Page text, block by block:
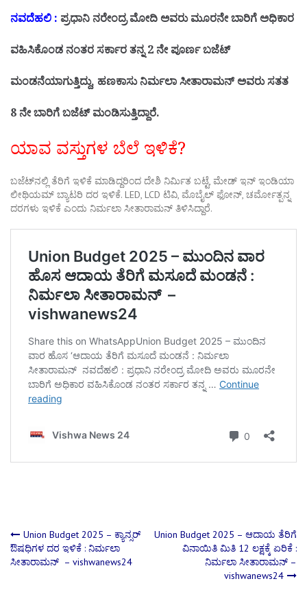
ನವದೆಹಲಿ : ಪ್ರಧಾನಿ ನರೇಂದ್ರ ಮೋದಿ ಅವರು ಮೂರನೇ ಬಾರಿಗೆ ಅಧಿಕಾರ
ವಹಿಸಿಕೊಂಡ ನಂತರ ಸರ್ಕಾರ ತನ್ನ 2 ನೇ ಪೂರ್ಣ ಬಜೆಟ್
ಮಂಡನೆಯಾಗುತ್ತಿದ್ದು, ಹಣಕಾಸು ನಿರ್ಮಲಾ ಸೀತಾರಾಮನ್ ಅವರು ಸತತ
8 ನೇ ಬಾರಿಗೆ ಬಜೆಟ್ ಮಂಡಿಸುತ್ತಿದ್ದಾರೆ.
ಯಾವ ವಸ್ತುಗಳ ಬೆಲೆ ಇಳಿಕೆ?
ಬಜೆಟ್‌ನಲ್ಲಿ ತೆರಿಗೆ ಇಳಿಕೆ ಮಾಡಿದ್ದರಿಂದ ದೇಶಿ ನಿರ್ಮಿತ ಬಟ್ಟೆ, ಮೇಡ್ ಇನ್ ಇಂಡಿಯಾ
ಲೀಥಿಯಮ್ ಬ್ಯಾಟರಿ ದರ ಇಳಿಕೆ. LED, LCD ಟಿವಿ, ಮೊಬೈಲ್‌ ಫೋನ್‌, ಚರ್ಮೋತ್ಪನ್ನ
ದರಗಳು ಇಳಿಕೆ ಎಂದು ನಿರ್ಮಲಾ ಸೀತಾರಾಮನ್ ತಿಳಿಸಿದ್ದಾರೆ.
Post
navigation
Union Budget 2025 – ಕ್ಯಾನ್ಸರ್
ಔಷಧಿಗಳ ದರ ಇಳಿಕೆ : ನಿರ್ಮಲಾ
ಸೀತಾರಾಮನ್ – vishwanews24
Union Budget 2025 – ಆದಾಯ ತೆರಿಗೆ
ವಿನಾಯಿತಿ ಮಿತಿ 12 ಲಕ್ಷಕ್ಕೆ ಏರಿಕೆ :
ನಿರ್ಮಲಾ ಸೀತಾರಾಮನ್ –
vishwanews24